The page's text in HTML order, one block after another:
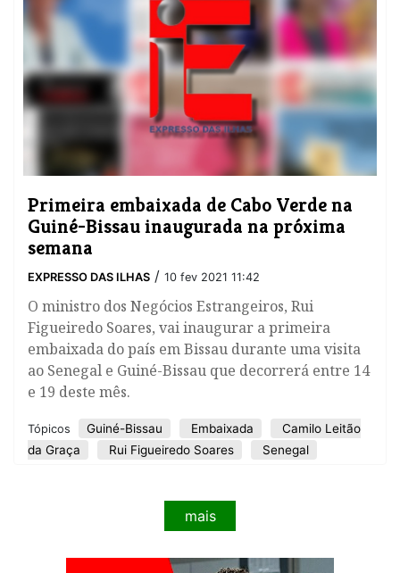
Primeira embaixada de Cabo Verde na
Guiné-Bissau inaugurada na próxima
semana
EXPRESSO DAS ILHAS / 10 fev 2021 11:42
O ministro dos Negócios Estrangeiros, Rui
Figueiredo Soares, vai inaugurar a primeira
embaixada do país em Bissau durante uma visita
ao Senegal e Guiné-Bissau que decorrerá entre 14
e 19 deste mês.
Tópicos Guiné-Bissau Embaixada
Camilo Leitão
da Graça
Rui Figueiredo Soares Senegal
mais